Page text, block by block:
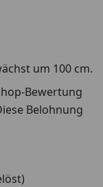
um 100 cm.
Bewertung
Belohnung